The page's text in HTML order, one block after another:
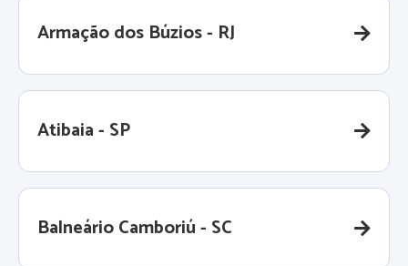
Armação dos Búzios - RJ
Atibaia - SP
Balneário Camboriú - SC